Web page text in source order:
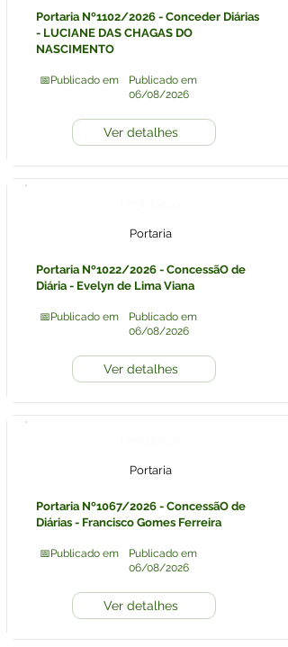
Portaria Nº1102/2026 - Conceder Diárias
- LUCIANE DAS CHAGAS DO
NASCIMENTO
📅Publicado em
Publicado em
06/08/2026
Ver detalhes
Portaria
Portaria Nº1022/2026 - ConcessãO de
Diária - Evelyn de Lima Viana
📅Publicado em
Publicado em
06/08/2026
Ver detalhes
Portaria
Portaria Nº1067/2026 - ConcessãO de
Diárias - Francisco Gomes Ferreira
📅Publicado em
Publicado em
06/08/2026
Ver detalhes